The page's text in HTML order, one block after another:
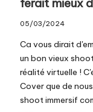
05/03/2024
Ca vous dirait
un bon vieux
réalité virtuelle !
Cover que de
shoot immersif